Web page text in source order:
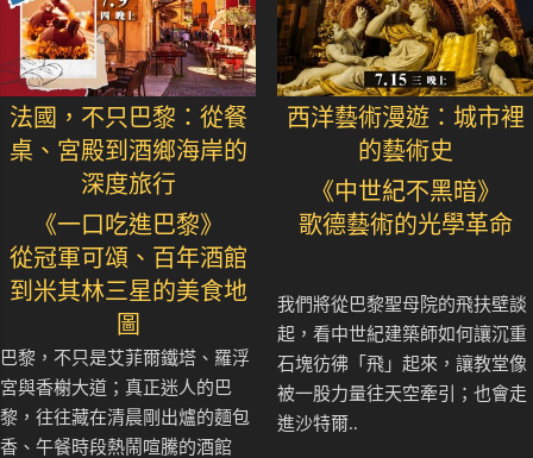
法國，不只巴黎：從餐
桌、宮殿到酒鄉海岸的
深度旅行
《一口吃進巴黎》
從冠軍可頌、百年酒館
到米其林三星的美食地
圖
巴黎，不只是艾菲爾鐵塔、羅浮
宮與香榭大道；真正迷人的巴
黎，往往藏在清晨剛出爐的麵包
香、午餐時段熱鬧喧騰的酒館
西洋藝術漫遊：城市裡
的藝術史
《中世紀不黑暗》
歌德藝術的光學革命
我們將從巴黎聖母院的飛扶壁談
起，看中世紀建築師如何讓沉重
石塊彷彿「飛」起來，讓教堂像
被一股力量往天空牽引；也會走
進沙特爾..